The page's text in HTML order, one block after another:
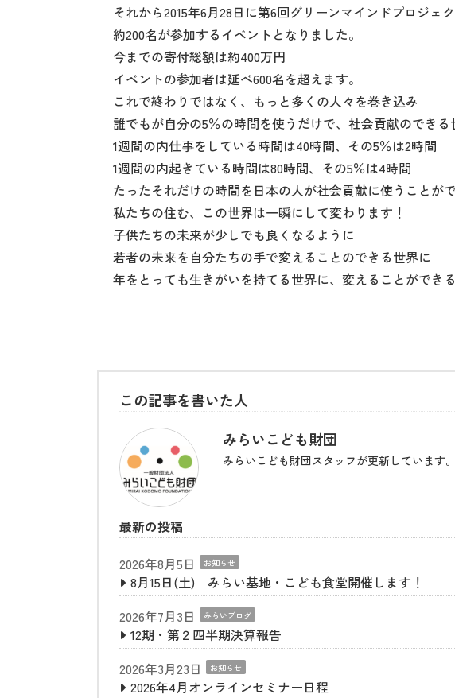
それから2015年6月28日に第6回グリーンマインドプロジェ
約200名が参加するイベントとなりました。
今までの寄付総額は約400万円
イベントの参加者は延べ600名を超えます。
これで終わりではなく、もっと多くの人々を巻き込み
誰でもが自分の5％の時間を使うだけで、社会貢献のできる
1週間の内仕事をしている時間は40時間、その5％は2時間
1週間の内起きている時間は80時間、その5％は4時間
たったそれだけの時間を日本の人が社会貢献に使うことが
私たちの住む、この世界は一瞬にして変わります！
子供たちの未来が少しでも良くなるように
若者の未来を自分たちの手で変えることのできる世界に
年をとっても生きがいを持てる世界に、変えることができる
この記事を書いた人
みらいこども財団
みらいこども財団スタッフが更新しています。
最新の投稿
2026年8月5日
お知らせ
8月15日(土) みらい基地・こども食堂開催します！
2026年7月3日
みらいブログ
12期・第２四半期決算報告
2026年3月23日
お知らせ
2026年4月オンラインセミナー日程